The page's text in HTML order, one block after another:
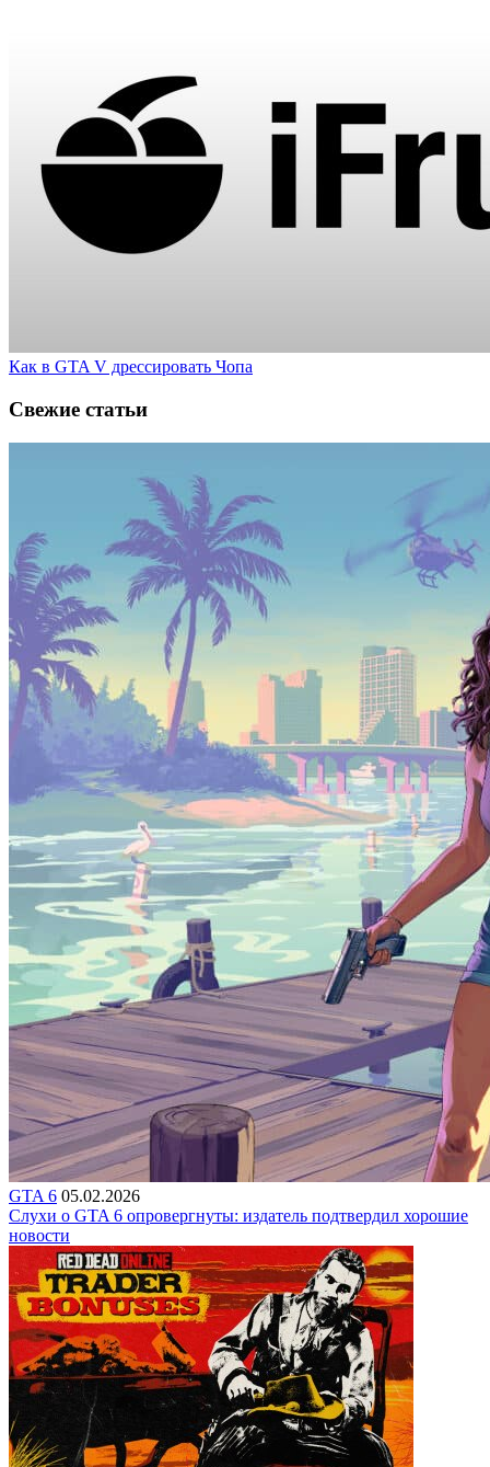
Как в GTA V дрессировать Чопа
Свежие статьи
GTA 6 05.02.2026
Слухи о GTA 6 опровергнуты: издатель подтвердил хорошие
новости